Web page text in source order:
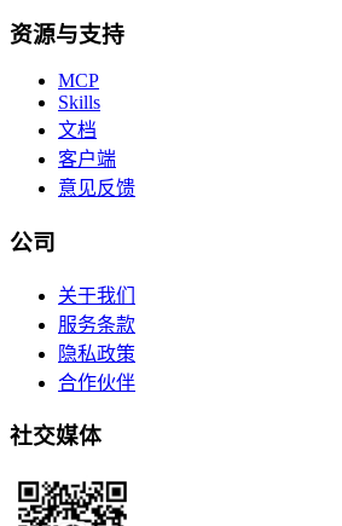
资源与支持
MCP
Skills
文档
客户端
意见反馈
公司
关于我们
服务条款
隐私政策
合作伙伴
社交媒体